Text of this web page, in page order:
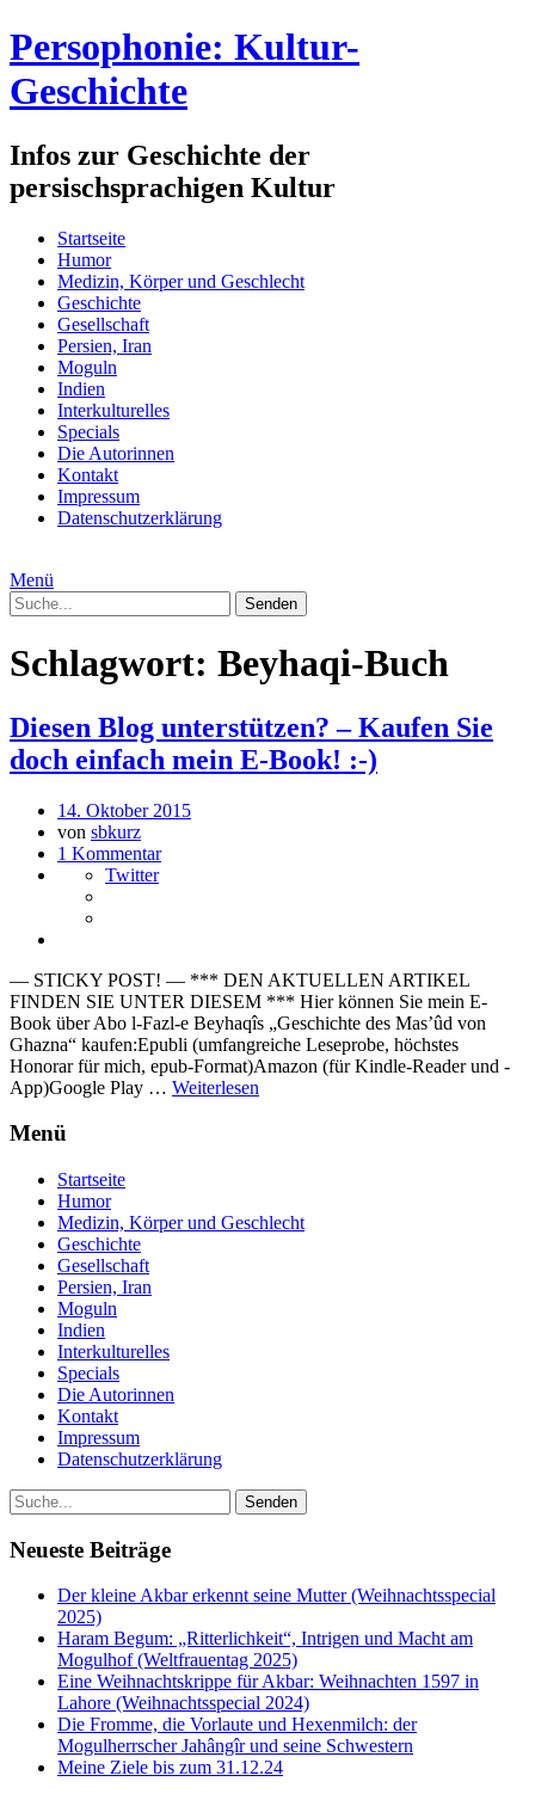
Persophonie: Kultur-
Geschichte
Infos zur Geschichte der
persischsprachigen Kultur
Startseite
Humor
Medizin, Körper und Geschlecht
Geschichte
Gesellschaft
Persien, Iran
Moguln
Indien
Interkulturelles
Specials
Die Autorinnen
Kontakt
Impressum
Datenschutzerklärung
Menü
Schlagwort: Beyhaqi-Buch
Diesen Blog unterstützen? – Kaufen Sie
doch einfach mein E-Book! :-)
14. Oktober 2015
von sbkurz
1 Kommentar
Twitter
— STICKY POST! — *** DEN AKTUELLEN ARTIKEL
FINDEN SIE UNTER DIESEM *** Hier können Sie mein E-
Book über Abo l-Fazl-e Beyhaqîs „Geschichte des Mas’ûd von
Ghazna“ kaufen:Epubli (umfangreiche Leseprobe, höchstes
Honorar für mich, epub-Format)Amazon (für Kindle-Reader und -
App)Google Play … Weiterlesen
Menü
Startseite
Humor
Medizin, Körper und Geschlecht
Geschichte
Gesellschaft
Persien, Iran
Moguln
Indien
Interkulturelles
Specials
Die Autorinnen
Kontakt
Impressum
Datenschutzerklärung
Neueste Beiträge
Der kleine Akbar erkennt seine Mutter (Weihnachtsspecial
2025)
Haram Begum: „Ritterlichkeit“, Intrigen und Macht am
Mogulhof (Weltfrauentag 2025)
Eine Weihnachtskrippe für Akbar: Weihnachten 1597 in
Lahore (Weihnachtsspecial 2024)
Die Fromme, die Vorlaute und Hexenmilch: der
Mogulherrscher Jahângîr und seine Schwestern
Meine Ziele bis zum 31.12.24